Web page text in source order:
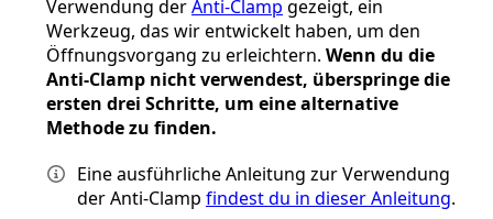
Verwendung derAnti-Clamp gezeigt, ein
Werkzeug, das wir entwickelt haben, um den
Öffnungsvorgang zu erleichtern. Wenn du die
Anti-Clamp nicht verwendest, überspringe die
ersten drei Schritte, um eine alternative
Methode zu finden.
Eine ausführliche Anleitung zur Verwendung
der Anti-Clamp findest du in dieser Anleitung.